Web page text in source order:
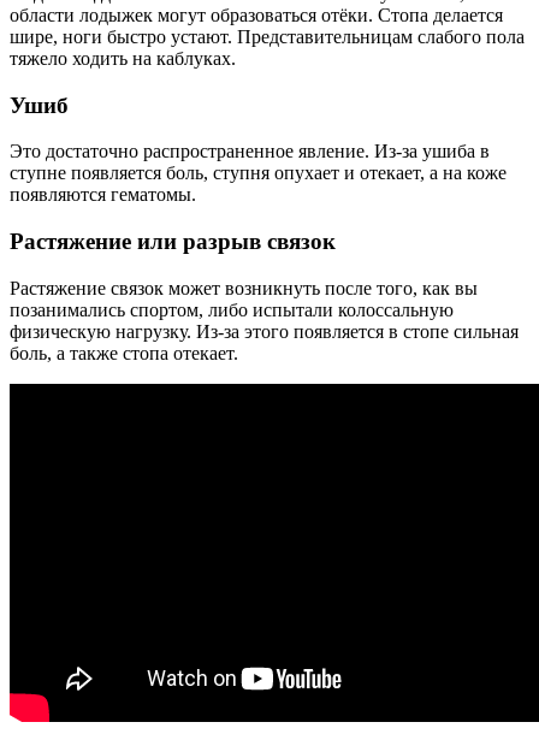
области лодыжек могут образоваться отёки. Стопа делается
шире, ноги быстро устают. Представительницам слабого пола
тяжело ходить на каблуках.
Ушиб
Это достаточно распространенное явление. Из-за ушиба в
ступне появляется боль, ступня опухает и отекает, а на коже
появляются гематомы.
Растяжение или разрыв связок
Растяжение связок может возникнуть после того, как вы
позанимались спортом, либо испытали колоссальную
физическую нагрузку. Из-за этого появляется в стопе сильная
боль, а также стопа отекает.